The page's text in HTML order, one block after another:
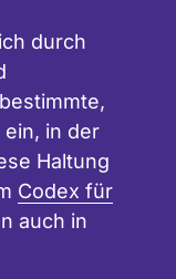
durch
in der
Haltung
Codex für
auch in